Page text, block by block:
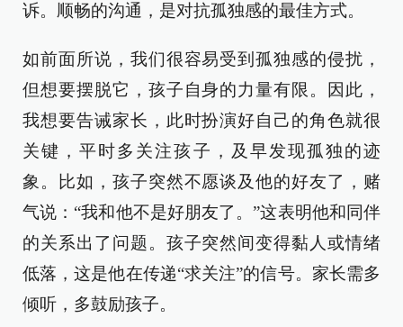
诉。顺畅的沟通，是对抗孤独感的最佳方式。
如前面所说，我们很容易受到孤独感的侵扰，
但想要摆脱它，孩子自身的力量有限。因此，
我想要告诫家长，此时扮演好自己的角色就很
关键，平时多关注孩子，及早发现孤独的迹
象。比如，孩子突然不愿谈及他的好友了，赌
气说：“我和他不是好朋友了。”这表明他和同伴
的关系出了问题。孩子突然间变得黏人或情绪
低落，这是他在传递“求关注”的信号。家长需多
倾听，多鼓励孩子。